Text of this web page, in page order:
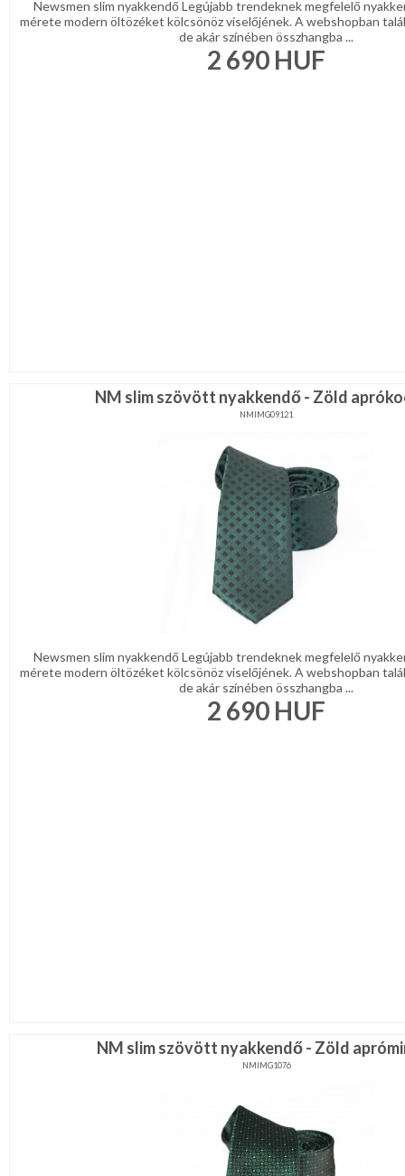
Newsmen slim nyakkendő Legújabb trendeknek megfelelő
mérete modern öltözéket kölcsönöz viselőjének. A webshopban
de akár színében összhangba ...
2 690 HUF
NM slim szövött nyakkendő - Zöld
NMIMG09121
Newsmen slim nyakkendő Legújabb trendeknek megfelelő
mérete modern öltözéket kölcsönöz viselőjének. A webshopban
de akár színében összhangba ...
2 690 HUF
NM slim szövött nyakkendő - Zöld
NMIMG1076